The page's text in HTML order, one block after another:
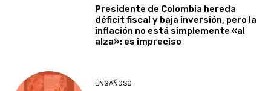
Presidente de Colombia hereda
déficit fiscal y baja inversión, pero la
inflación no está simplemente «al
alza»: es impreciso
ENGAÑOSO